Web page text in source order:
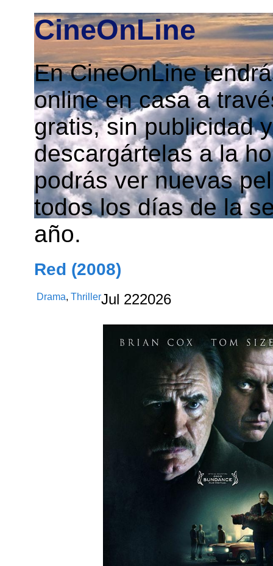
CineOnLine
En CineOnLine
online en casa a
gratis, sin publicidad
descargártelas a la
podrás ver nuevas
todos los días de la
año.
Red (2008)
Drama,ThrillerJul 222026